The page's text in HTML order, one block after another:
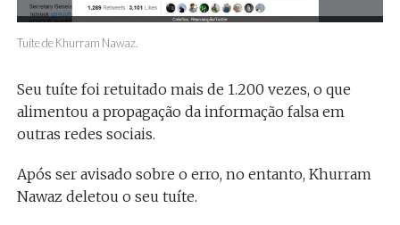
Tuíte de Khurram Nawaz.
Seu tuíte foi retuitado mais de 1.200 vezes, o que
alimentou a propagação da informação falsa em
outras redes sociais.
Após ser avisado sobre o erro, no entanto, Khurram
Nawaz deletou o seu tuíte.